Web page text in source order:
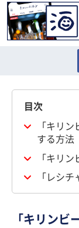
目次
「キリ
する方法
「キリ
「レシチ
「キリンビ